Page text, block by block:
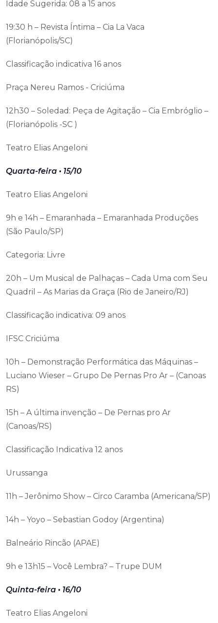
Idade Sugerida: 08 a 15 anos
19:30 h – Revista Íntima – Cia La Vaca
(Florianópolis/SC)
Classificação indicativa 16 anos
Praça Nereu Ramos - Criciúma
12h30 – Soledad: Peça de Agitação – Cia Embróglio –
(Florianópolis -SC )
Teatro Elias Angeloni
Quarta-feira • 15/10
Teatro Elias Angeloni
9h e 14h – Emaranhada – Emaranhada Produções
(São Paulo/SP)
Categoria: Livre
20h – Um Musical de Palhaças – Cada Uma com Seu
Quadril – As Marias da Graça (Rio de Janeiro/RJ)
Classificação indicativa: 09 anos
IFSC Criciúma
10h – Demonstração Performática das Máquinas –
Luciano Wieser – Grupo De Pernas Pro Ar – (Canoas
RS)
15h – A última invenção – De Pernas pro Ar
(Canoas/RS)
Classificação Indicativa 12 anos
Urussanga
11h – Jerônimo Show – Circo Caramba (Americana/SP)
14h – Yoyo – Sebastian Godoy (Argentina)
Balneário Rincão (APAE)
9h e 13h15 – Você Lembra? – Trupe DUM
Quinta-feira • 16/10
Teatro Elias Angeloni